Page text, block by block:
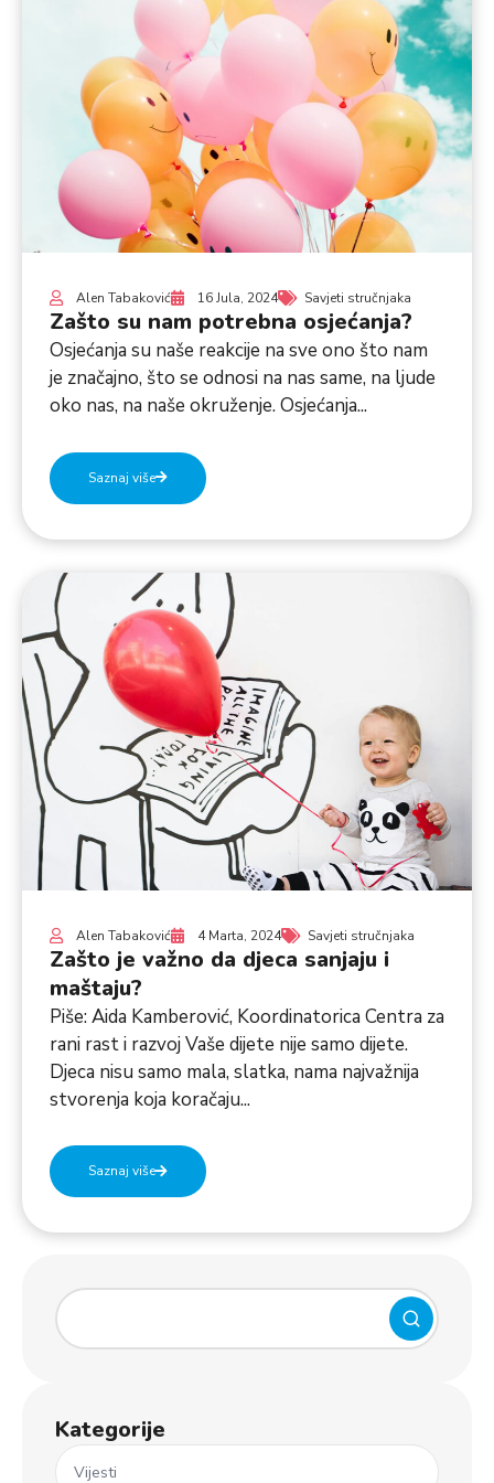
Alen Tabaković 16 Jula, 2024 Savjeti stručnjaka
Zašto su nam potrebna osjećanja?
Osjećanja su naše reakcije na sve ono što nam
je značajno, što se odnosi na nas same, na ljude
oko nas, na naše okruženje. Osjećanja...
Saznaj više
Alen Tabaković 4 Marta, 2024 Savjeti stručnjaka
Zašto je važno da djeca sanjaju i
maštaju?
Piše: Aida Kamberović, Koordinatorica Centra za
rani rast i razvoj Vaše dijete nije samo dijete.
Djeca nisu samo mala, slatka, nama najvažnija
stvorenja koja koračaju...
Saznaj više
Kategorije
Vijesti